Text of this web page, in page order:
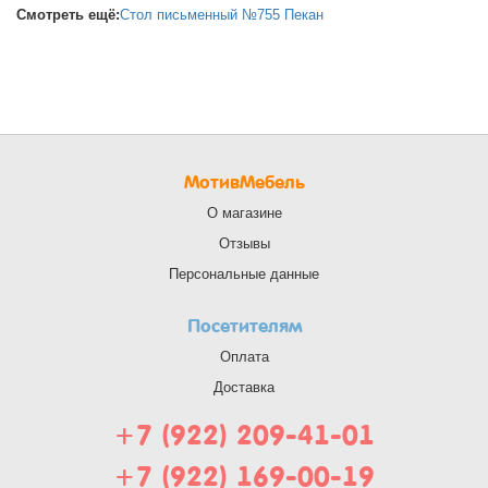
Смотреть ещё:Стол письменный №755 Пекан
МотивМебель
О магазине
Отзывы
Персональные данные
Посетителям
Оплата
Доставка
+7 (922) 209-41-01
+7 (922) 169-00-19